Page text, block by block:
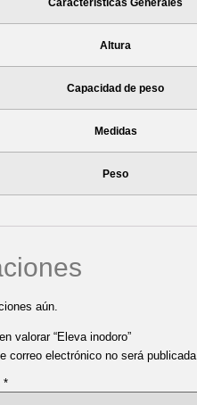
Altura
Capacidad de peso
Medidas
Peso
aún.
valorar “Eleva inodoro”
correo electrónico no será
*